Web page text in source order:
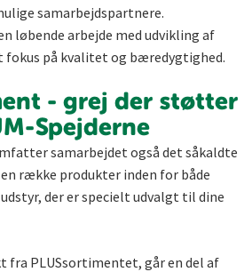
samarbejdspartnere.
løbende arbejde med udvikling af
fokus på kvalitet og bæredygtighed.
- grej der støtter
Spejderne
samarbejdet også det såkaldte
række produkter inden for både
der er specielt udvalgt til dine
fra PLUSsortimentet, går en del af